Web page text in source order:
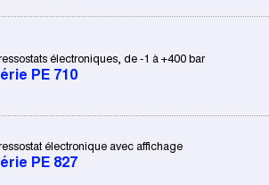
électroniques, de -1 à +400 bar
PE 710
électronique avec affichage
PE 827